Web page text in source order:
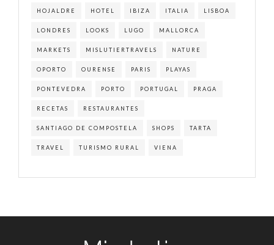
HOJALDRE HOTEL IBIZA ITALIA LISBOA
LONDRES LOOKS LUGO MALLORCA
MARKETS MISLUTIERTRAVELS NATURE
OPORTO OURENSE PARIS PLAYAS
PONTEVEDRA PORTO PORTUGAL PRAGA
RECETAS RESTAURANTES
SANTIAGO DE COMPOSTELA SHOPS TARTA
TRAVEL TURISMO RURAL VIENA